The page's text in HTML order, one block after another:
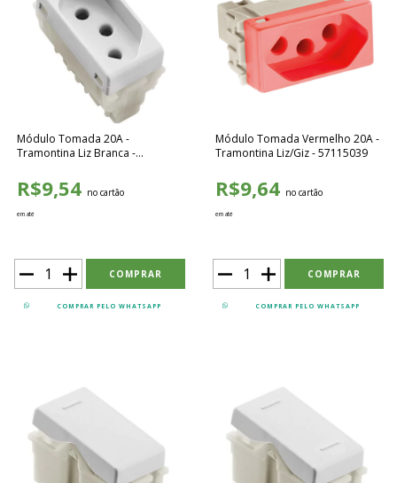
Módulo Tomada 20A -
Tramontina Liz Branca -
R$9,54 no cartão
em até
COMPRAR PELO WHATSAPP
Módulo Tomada Vermelho 20A -
Tramontina Liz/Giz - 57115039
R$9,64 no cartão
em até
COMPRAR PELO WHATSAPP